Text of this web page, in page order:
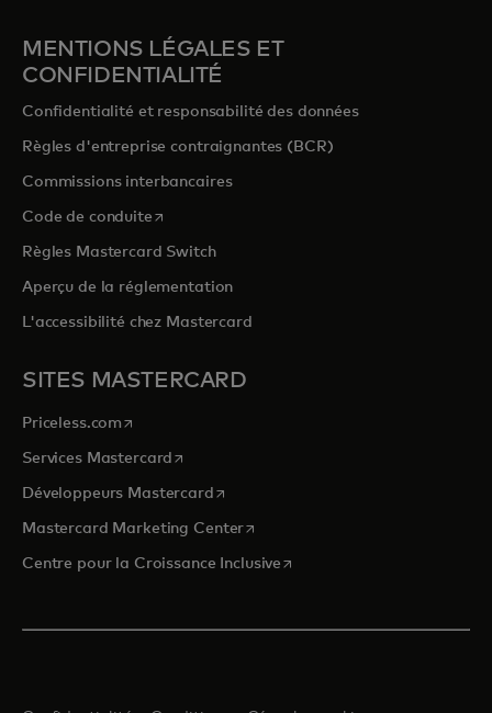
MENTIONS LÉGALES ET
CONFIDENTIALITÉ
Confidentialité et responsabilité des données
Règles d'entreprise contraignantes (BCR)
Commissions interbancaires
Code de conduites’ouvre dans un nouvel onglet
Règles Mastercard Switch
Aperçu de la réglementation
L'accessibilité chez Mastercard
SITES MASTERCARD
Priceless.com s’ouvre dans un nouvel onglet
Services Mastercard s’ouvre dans un nouvel onglet
Développeurs Mastercards’ouvre dans un nouvel onglet
Mastercard Marketing Centers’ouvre dans un nouvel onglet
Centre pour la Croissance Inclusive s’ouvre dans un nouvel